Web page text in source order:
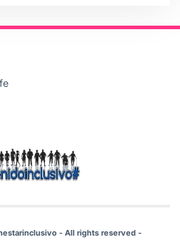
- All rights reserved -